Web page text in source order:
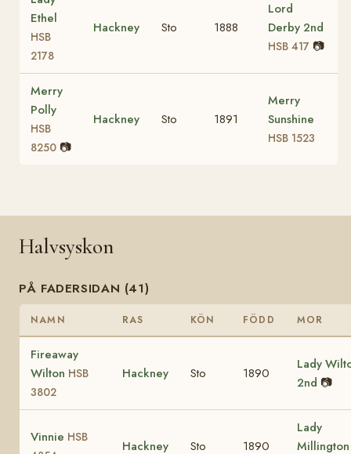
Ethel
HSB
2178
Hackney Sto 1888
Lord
Derby 2nd
HSB 417 📷
Merry
Polly
HSB
8250 📷
Hackney Sto 1891
Merry
Sunshine
HSB 1523
Halvsyskon
PÅ FADERSIDAN (41)
NAMN RAS KÖN FÖDD MOR
Fireaway
Wilton HSB
3802
Hackney Sto 1890
Lady
2nd 📷
Vinnie HSB
Hackney Sto 1890
Lady
Millington